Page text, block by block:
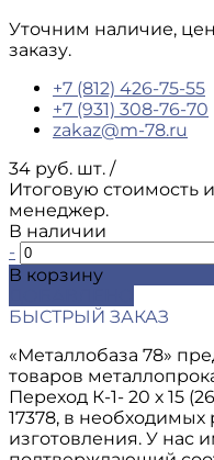
Уточним наличие,
заказу.
+7 (812) 426-75-55
+7 (931) 308-76-70
zakaz@m-78.ru
34 руб. шт. /
Итоговую стоимость
менеджер.
В наличии
-
В корзину
БЫСТРЫЙ ЗАКАЗ
«Металлобаза 78»
товаров
Переход К-1- 20 х 15
17378, в необходимых
изготовления. У нас